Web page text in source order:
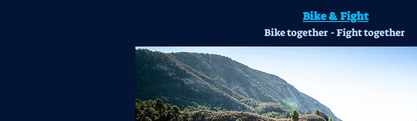
Bike & Fight
Bike together - Fight together